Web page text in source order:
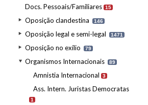
Docs. Pessoais/Familiares 15
Oposição clandestina 146
Oposição legal e semi-legal 1471
Oposição no exílio 79
Organismos Internacionais 89
Amnistia Internacional 3
Ass. Intern. Juristas Democratas
1